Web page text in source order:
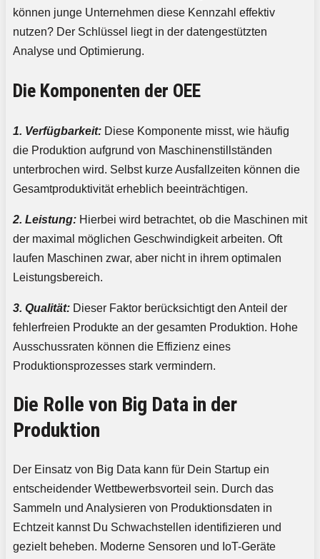
können junge Unternehmen diese Kennzahl effektiv
nutzen? Der Schlüssel liegt in der datengestützten
Analyse und Optimierung.
Die Komponenten der OEE
1. Verfügbarkeit: Diese Komponente misst, wie häufig
die Produktion aufgrund von Maschinenstillständen
unterbrochen wird. Selbst kurze Ausfallzeiten können die
Gesamtproduktivität erheblich beeinträchtigen.
2. Leistung: Hierbei wird betrachtet, ob die Maschinen mit
der maximal möglichen Geschwindigkeit arbeiten. Oft
laufen Maschinen zwar, aber nicht in ihrem optimalen
Leistungsbereich.
3. Qualität: Dieser Faktor berücksichtigt den Anteil der
fehlerfreien Produkte an der gesamten Produktion. Hohe
Ausschussraten können die Effizienz eines
Produktionsprozesses stark vermindern.
Die Rolle von Big Data in der
Produktion
Der Einsatz von Big Data kann für Dein Startup ein
entscheidender Wettbewerbsvorteil sein. Durch das
Sammeln und Analysieren von Produktionsdaten in
Echtzeit kannst Du Schwachstellen identifizieren und
gezielt beheben. Moderne Sensoren und IoT-Geräte